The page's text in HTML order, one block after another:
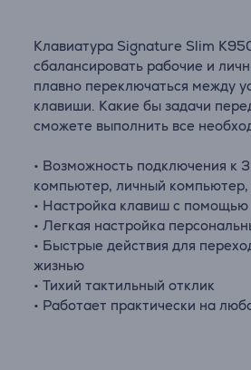
Клавиатура Signature Slim
сбалансировать рабочие и
плавно переключаться между
клавиши. Какие бы задачи
сможете выполнить все
• Возможность подключения к
компьютер, личный
• Настройка клавиш с
• Легкая настройка
• Быстрые действия для
жизнью
• Тихий тактильный отклик
• Работает практически на